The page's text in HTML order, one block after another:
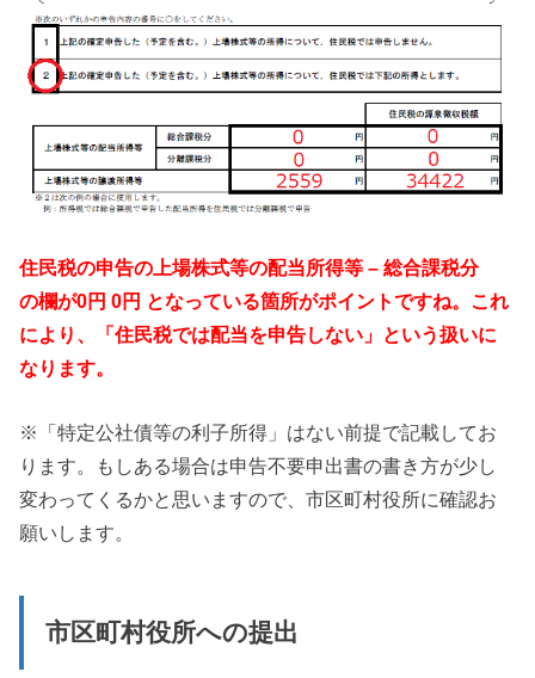
住民税の申告の上場株式等の配当所得等 – 総合課税分
の欄が0円 0円 となっている箇所がポイントですね。これ
により、「住民税では配当を申告しない」という扱いに
なります。
※「特定公社債等の利子所得」はない前提で記載してお
ります。もしある場合は申告不要申出書の書き方が少し
変わってくるかと思いますので、市区町村役所に確認お
願いします。
市区町村役所への提出